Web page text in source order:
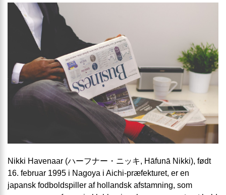
Nikki Havenaar (ハーフナー・ニッキ, Hāfunā Nikki), født
16. februar 1995 i Nagoya i Aichi-præfekturet, er en
japansk fodboldspiller af hollandsk afstamning, som